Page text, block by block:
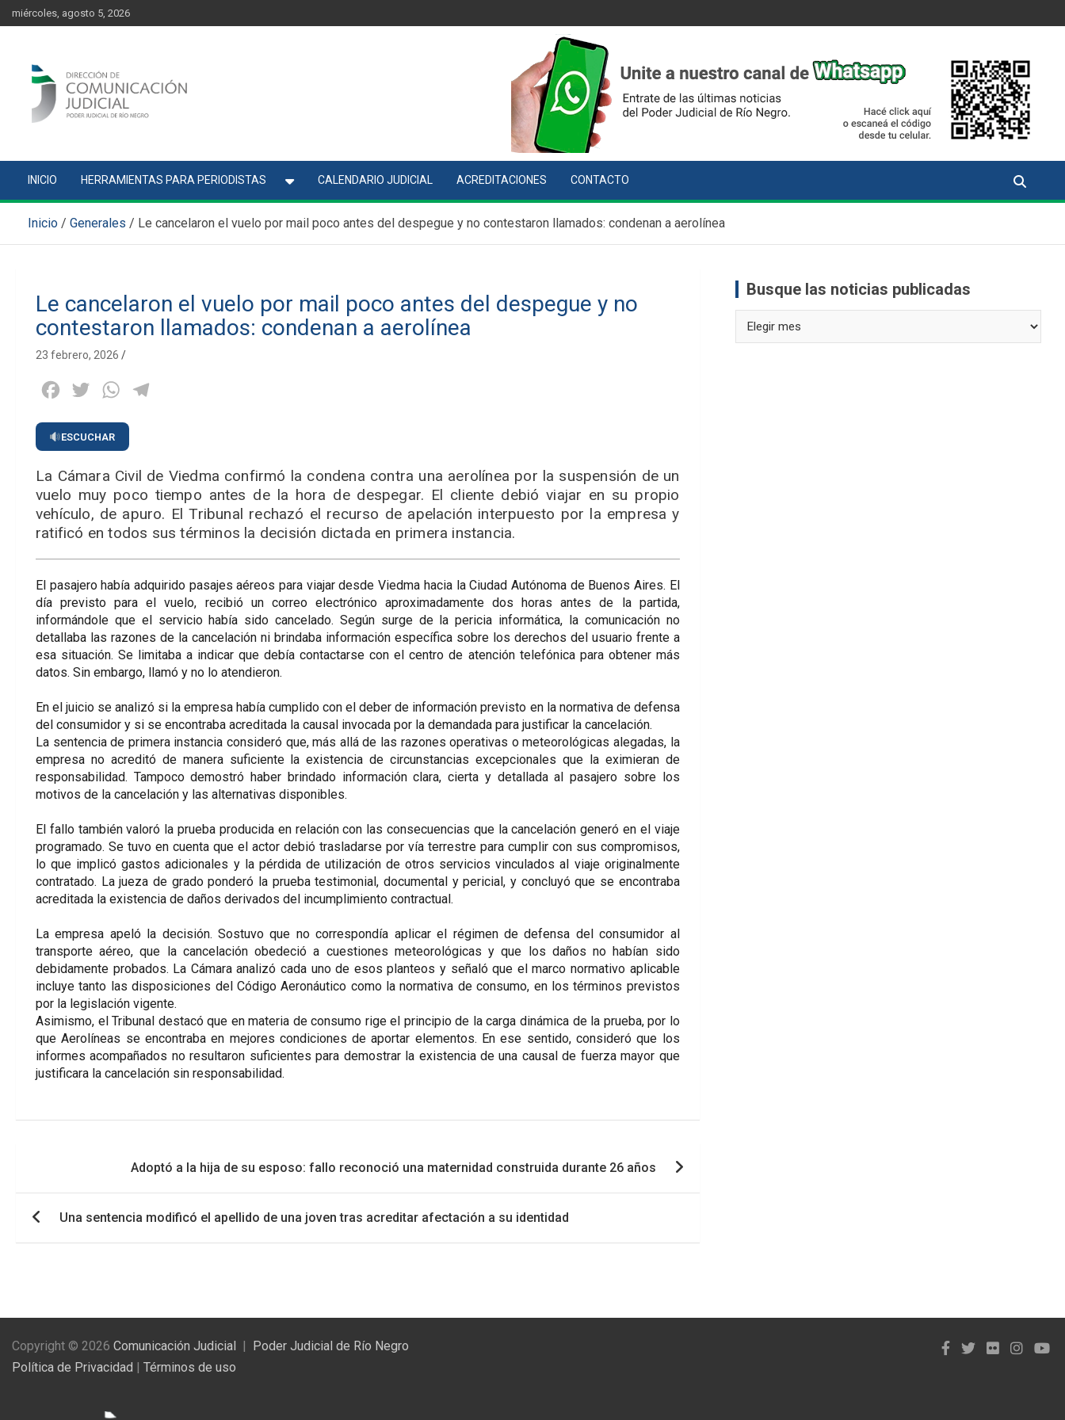
content
Skip
to
miércoles, agosto 5, 2026
INICIO HERRAMIENTAS PARA PERIODISTAS CALENDARIO JUDICIAL ACREDITACIONES CONTACTO
Inicio Generales Le cancelaron el vuelo por mail poco antes del despegue y no contestaron llamados: condenan a aerolínea
Le cancelaron el vuelo por mail poco antes del despegue y no
contestaron llamados: condenan a aerolínea
23 febrero, 2026
Facebook
Twitter WhatsApp
ESCUCHAR
La Cámara Civil de Viedma confirmó la condena contra una aerolínea por la suspensión de un
vuelo muy poco tiempo antes de la hora de despegar. El cliente debió viajar en su propio
vehículo, de apuro. El Tribunal rechazó el recurso de apelación interpuesto por la empresa y
ratificó en todos sus términos la decisión dictada en primera instancia.
El pasajero había adquirido pasajes aéreos para viajar desde Viedma hacia la Ciudad Autónoma de Buenos Aires. El
día previsto para el vuelo, recibió un correo electrónico aproximadamente dos horas antes de la partida,
informándole que el servicio había sido cancelado. Según surge de la pericia informática, la comunicación no
detallaba las razones de la cancelación ni brindaba información específica sobre los derechos del usuario frente a
esa situación. Se limitaba a indicar que debía contactarse con el centro de atención telefónica para obtener más
datos. Sin embargo, llamó y no lo atendieron.
En el juicio se analizó si la empresa había cumplido con el deber de información previsto en la normativa de defensa
del consumidor y si se encontraba acreditada la causal invocada por la demandada para justificar la cancelación.
La sentencia de primera instancia consideró que, más allá de las razones operativas o meteorológicas alegadas, la
empresa no acreditó de manera suficiente la existencia de circunstancias excepcionales que la eximieran de
responsabilidad. Tampoco demostró haber brindado información clara, cierta y detallada al pasajero sobre los
motivos de la cancelación y las alternativas disponibles.
El fallo también valoró la prueba producida en relación con las consecuencias que la cancelación generó en el viaje
programado. Se tuvo en cuenta que el actor debió trasladarse por vía terrestre para cumplir con sus compromisos,
lo que implicó gastos adicionales y la pérdida de utilización de otros servicios vinculados al viaje originalmente
contratado. La jueza de grado ponderó la prueba testimonial, documental y pericial, y concluyó que se encontraba
acreditada la existencia de daños derivados del incumplimiento contractual.
La empresa apeló la decisión. Sostuvo que no correspondía aplicar el régimen de defensa del consumidor al
transporte aéreo, que la cancelación obedeció a cuestiones meteorológicas y que los daños no habían sido
debidamente probados. La Cámara analizó cada uno de esos planteos y señaló que el marco normativo aplicable
incluye tanto las disposiciones del Código Aeronáutico como la normativa de consumo, en los términos previstos
por la legislación vigente.
Asimismo, el Tribunal destacó que en materia de consumo rige el principio de la carga dinámica de la prueba, por lo
que Aerolíneas se encontraba en mejores condiciones de aportar elementos. En ese sentido, consideró que los
informes acompañados no resultaron suficientes para demostrar la existencia de una causal de fuerza mayor que
justificara la cancelación sin responsabilidad.
Navegación
entradas
Adoptó a la hija de su esposo: fallo reconoció una maternidad construida durante 26 años
Una sentencia modificó el apellido de una joven tras acreditar afectación a su identidad
Busque las noticias publicadas
las
Copyright © 2026 Comunicación Judicial
Poder Judicial de Río Negro
Política de Privacidad
Términos de uso